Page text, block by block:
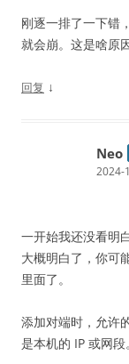
刚逐一排了一下错
就会崩。这是啥原
回复 ↓
Neo
2024-
一开始我还没看明
大概明白了，你可
里面了。
添加对端时，允许
是本机的 IP 或网段。